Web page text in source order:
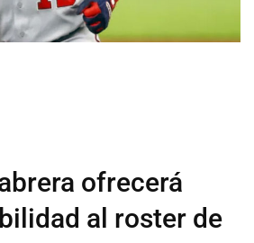
ofrecerá
al roster de